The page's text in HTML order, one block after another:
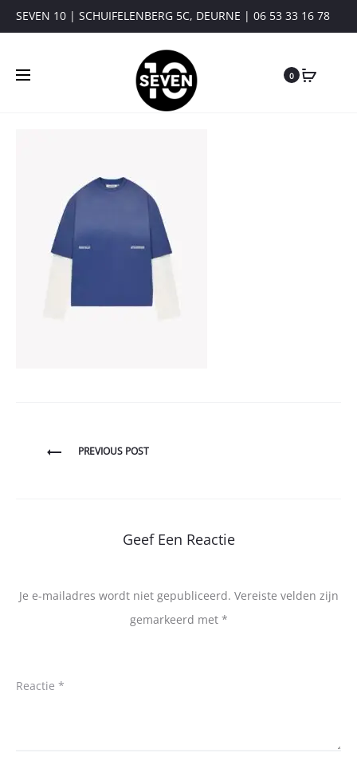
SEVEN 10 | SCHUIFELENBERG 5C, DEURNE | 06 53 33 16 78
0
BerichtPREVIOUS POST
Geef Een Reactie
Je e-mailadres wordt niet gepubliceerd. Vereiste velden zijn
gemarkeerd met *
Reactie *